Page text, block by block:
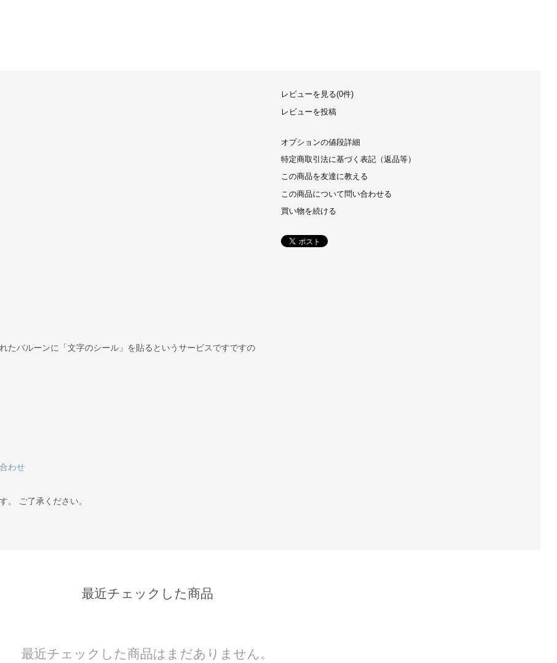
バルーンに「文字のシール」を貼るというサービスですですの
わせ
。 ご了承ください。
レビューを見る(0件)
レビューを投稿
オプションの値段詳細
特定商取引法に基づく表記（返品等）
この商品を友達に教える
この商品について問い合わせる
買い物を続ける
最近チェックした商品
最近チェックした商品はまだありません。